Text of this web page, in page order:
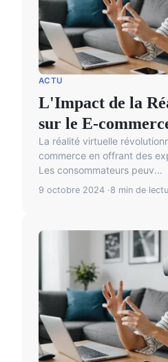
ACTU
L'Impact de la
sur le E-
La réalité virtuelle
commerce en offrant des
Les consommateurs peuv...
9 octobre 2024 8 min de